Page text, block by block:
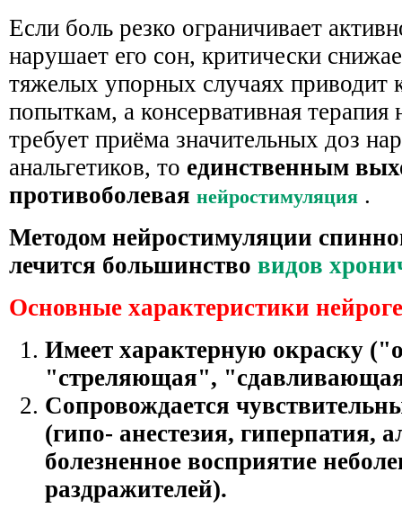
Если боль резко ограничивает
нарушает его сон, критически
тяжелых упорных случаях приводит
попыткам, а консервативная
требует приёма значительных доз
анальгетиков, то единственным
противоболевая нейростимуляция .
Методом нейростимуляции
лечится большинство видов
Основные характеристики
Имеет характерную окраску
"стреляющая",
Сопровождается
(гипо- анестезия, гиперпатия,
болезненное восприятие
раздражителей).